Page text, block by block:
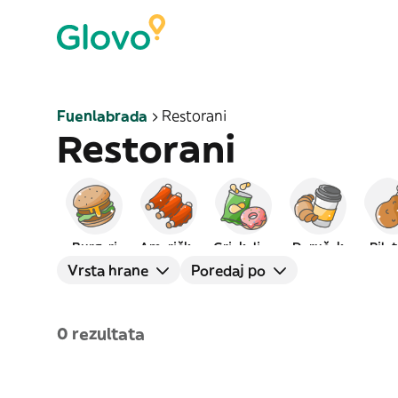
Fuenlabrada Restorani
Restorani
Burgeri Američka Grickalice Doručak
Vrsta hrane Poredaj po
0 rezultata